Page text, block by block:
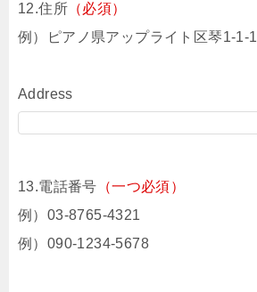
12.住所 （必須）
例）ピアノ県アップライト区琴1-1-1
Address
13.電話番号 （一つ必須）
例）03-8765-4321
例）090-1234-5678